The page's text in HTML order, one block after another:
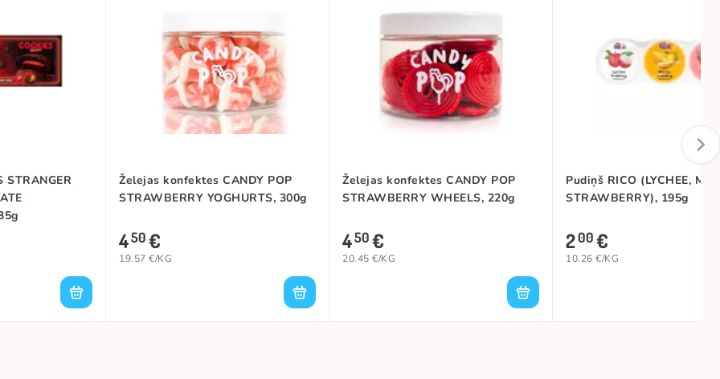
STRANGER
Želejas konfektes CANDY POP
STRAWBERRY YOGHURTS, 300g
450€
19.57 €/KG
Želejas konfektes CANDY POP
STRAWBERRY WHEELS, 220g
450€
20.45 €/KG
Pudiņš RICO (LYCHEE,
STRAWBERRY), 195g
200€
10.26 €/KG